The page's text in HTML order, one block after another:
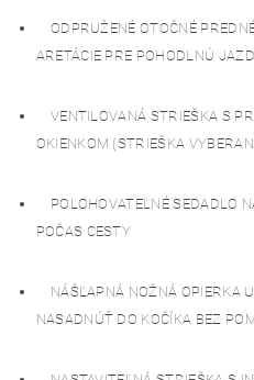
ODPRUŽENÉ OTOČNÉ
ARETÁCIE PRE POHODLNÚ
VENTILOVANÁ STRIEŠKA S
OKIENKOM (STRIEŠKA
POLOHOVATEĽNÉ SEDADLO
POČAS CESTY
NÁŠĽAPNÁ NOŽNÁ OPIERKA
NASADNÚŤ DO KOČÍKA BEZ